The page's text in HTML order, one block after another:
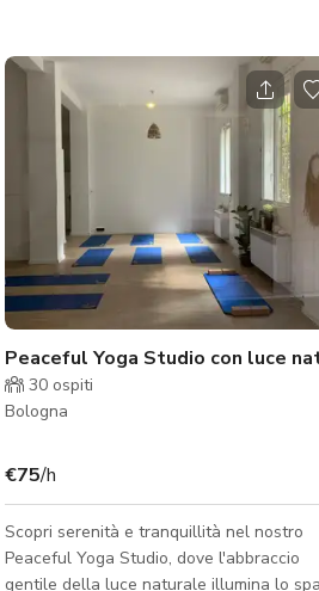
30 ospiti
Bologna
€75/h
Scopri serenità e tranquillità nel nostro
Peaceful Yoga Studio, dove l'abbraccio
gentile della luce naturale illumina lo